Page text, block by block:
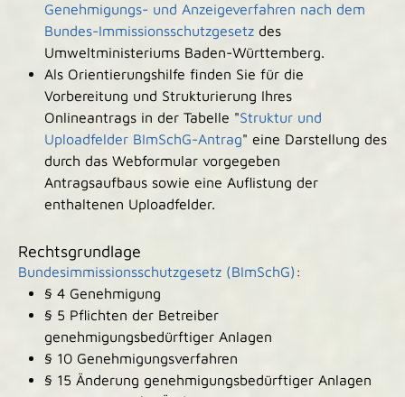
Genehmigungs- und Anzeigeverfahren nach dem
Bundes-Immissionsschutzgesetz des
Umweltministeriums Baden-Württemberg.
Als Orientierungshilfe finden Sie für die
Vorbereitung und Strukturierung Ihres
Onlineantrags in der Tabelle "Struktur und
Uploadfelder BImSchG-Antrag" eine Darstellung des
durch das Webformular vorgegeben
Antragsaufbaus sowie eine Auflistung der
enthaltenen Uploadfelder.
Rechtsgrundlage
Bundesimmissionsschutzgesetz (BImSchG) :
§ 4 Genehmigung
§ 5 Pflichten der Betreiber
genehmigungsbedürftiger Anlagen
§ 10 Genehmigungsverfahren
§ 15 Änderung genehmigungsbedürftiger Anlagen